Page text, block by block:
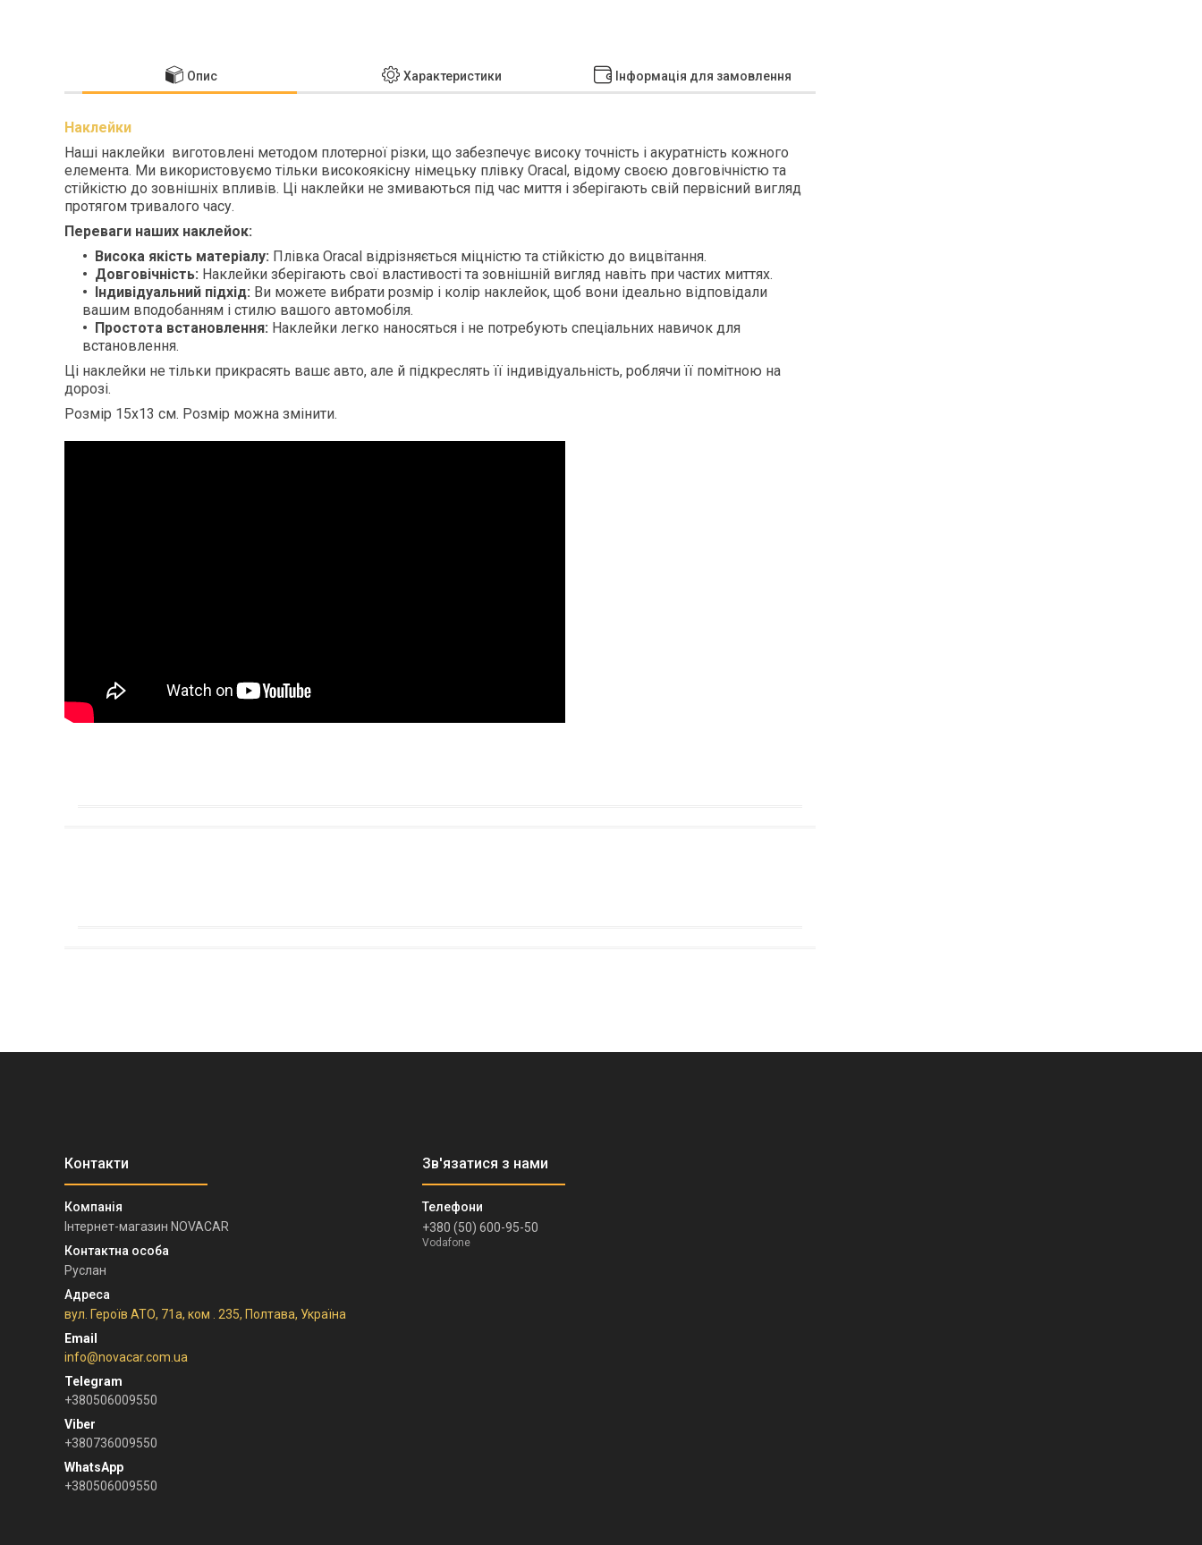
Опис Характеристики Інформація для замовлення
Наклейки
Наші наклейки виготовлені методом плотерної різки, що забезпечує високу точність і акуратність кожного
елемента. Ми використовуємо тільки високоякісну німецьку плівку Oracal, відому своєю довговічністю та
стійкістю до зовнішніх впливів. Ці наклейки не змиваються під час миття і зберігають свій первісний вигляд
протягом тривалого часу.
Переваги наших наклейок:
Висока якість матеріалу: Плівка Oracal відрізняється міцністю та стійкістю до вицвітання.
Довговічність: Наклейки зберігають свої властивості та зовнішній вигляд навіть при частих миттях.
Індивідуальний підхід: Ви можете вибрати розмір і колір наклейок, щоб вони ідеально відповідали
вашим вподобанням і стилю вашого автомобіля.
Простота встановлення: Наклейки легко наносяться і не потребують спеціальних навичок для
встановлення.
Ці наклейки не тільки прикрасять вашє авто, але й підкреслять її індивідуальність, роблячи її помітною на
дорозі.
Розмір 15х13 см. Розмір можна змінити.
Інтернет-магазин NOVACAR
Руслан
вул. Героїв АТО, 71а, ком . 235, Полтава, Україна
info@novacar.com.ua
+380506009550
+380736009550
+380506009550
+380 (50) 600-95-50
Vodafone